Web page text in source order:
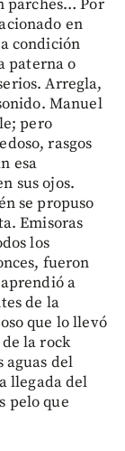
parches… Por
en
condición
paterna o
Arregla,
Manuel
pero
rasgos
esa
sus ojos.
se propuso
Emisoras
los
fueron
a
de la
que lo llevó
la rock
aguas del
llegada del
pelo que